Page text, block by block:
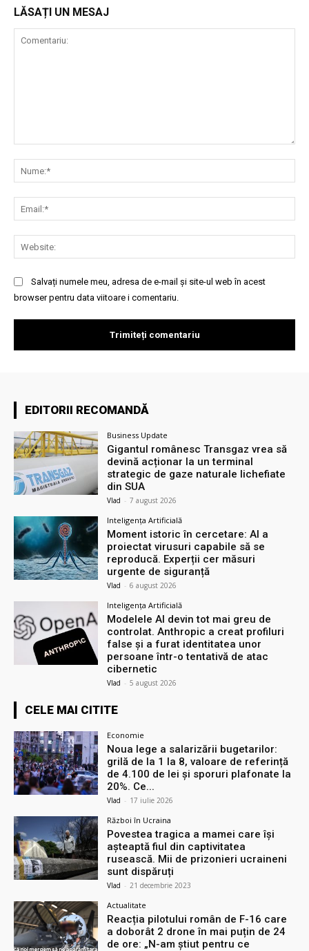
LĂSAȚI UN MESAJ
Salvați numele meu, adresa de e-mail și site-ul web în acest
browser pentru data viitoare i comentariu.
EDITORII RECOMANDĂ
Business Update
Gigantul românesc Transgaz vrea să
devină acționar la un terminal
strategic de gaze naturale lichefiate
din SUA
Vlad - 7 august 2026
Inteligența Artificială
Moment istoric în cercetare: AI a
proiectat virusuri capabile să se
reproducă. Experții cer măsuri
urgente de siguranță
Vlad - 6 august 2026
Inteligența Artificială
Modelele AI devin tot mai greu de
controlat. Anthropic a creat profiluri
false și a furat identitatea unor
persoane într-o tentativă de atac
cibernetic
Vlad - 5 august 2026
CELE MAI CITITE
Economie
Noua lege a salarizării bugetarilor:
grilă de la 1 la 8, valoare de referință
de 4.100 de lei și sporuri plafonate la
20%. Ce...
Vlad - 17 iulie 2026
Război în Ucraina
Povestea tragica a mamei care își
așteaptă fiul din captivitatea
rusească. Mii de prizonieri ucraineni
sunt dispăruți
Vlad - 21 decembrie 2023
Actualitate
Reacția pilotului român de F-16 care
a doborât 2 drone în mai puțin de 24
de ore: „N-am știut pentru ce